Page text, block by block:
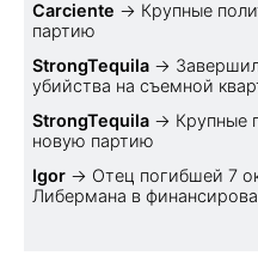
Carciente → Крупные
партию
StrongTequila →
убийства на съемной
StrongTequila → Крупные
новую партию
Igor → Отец погибшей 7
Либермана в